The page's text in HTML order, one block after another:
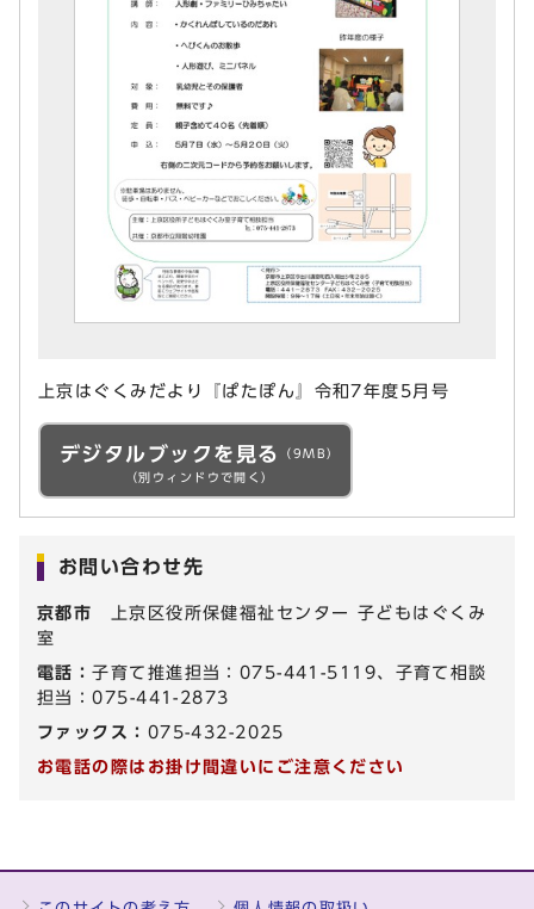
上京はぐくみだより『ぱたぽん』令和7年度5月号
デジタルブックを見る
（9MB）
（別ウィンドウで開く）
お問い合わせ先
京都市 上京区役所保健福祉センター 子どもはぐくみ
室
電話：子育て推進担当：075-441-5119、子育て相談
担当：075-441-2873
ファックス： 075-432-2025
お電話の際はお掛け間違いにご注意ください